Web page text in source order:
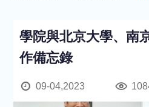
學院與北京大學、南
作備忘錄
09-04,2023